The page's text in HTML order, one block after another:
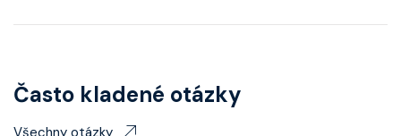
Často kladené otázky
Všechny otázky